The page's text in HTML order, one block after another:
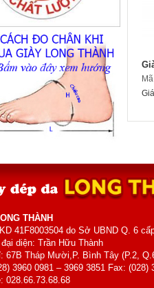
THÀNH
41F8003504 do Sở UBND Q. 6
diện: Trần Hữu Thành
67B Tháp Mười,P. Bình Tây (P.2,
3960 0981 – 3969 3851 Fax: (028)
028.66.73.68.68